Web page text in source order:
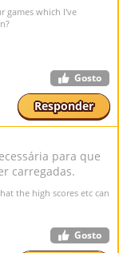
games which I've
Gosto
Responder
para que
carregadas.
the high scores etc can
Gosto